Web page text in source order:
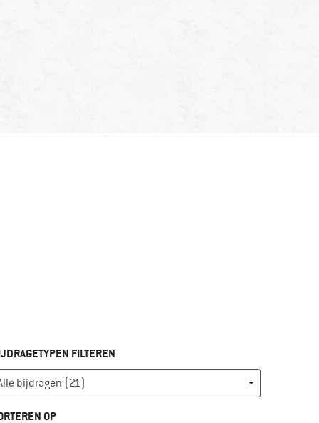
FILTEREN
OP